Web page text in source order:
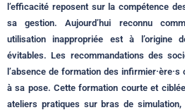
l’efficacité reposent sur la compétence
sa gestion. Aujourd’hui reconnu
utilisation inappropriée est à l’origine
évitables. Les recommandations des
l’absence de formation des
à sa pose. Cette formation courte et
ateliers pratiques sur bras de simulation,